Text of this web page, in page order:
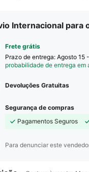
Internacional para
Frete grátis
Prazo de entrega: Agosto 15
probabilidade de entrega em
Devoluções Gratuitas
Segurança de compras
Pagamentos Seguros
Para denunciar este